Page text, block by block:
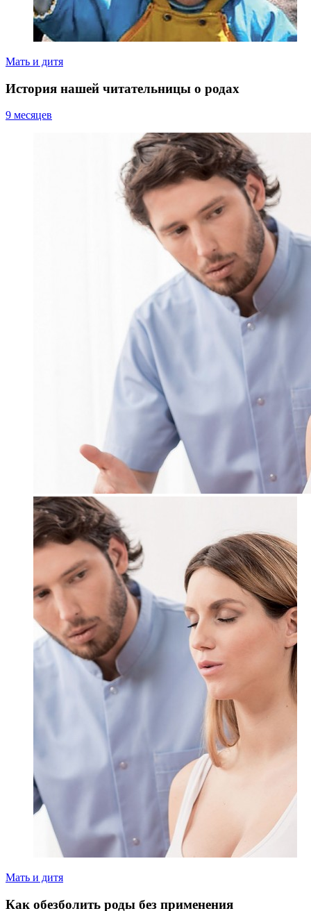
Мать и дитя
История нашей читательницы о родах
9 месяцев
Мать и дитя
Как обезболить роды без применения